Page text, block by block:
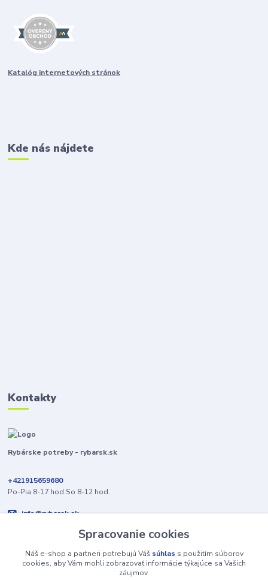
Katalóg internetových stránok
Kde nás nájdete
Kontakty
Rybárske potreby - rybarsk.sk
+421915659680
Po-Pia 8-17 hod.So 8-12 hod.
info@rybarsk.sk
Spracovanie cookies
Náš e-shop a partneri potrebujú Váš súhlas s použitím súborov
cookies, aby Vám mohli zobrazovať informácie týkajúce sa Vašich
záujmov.